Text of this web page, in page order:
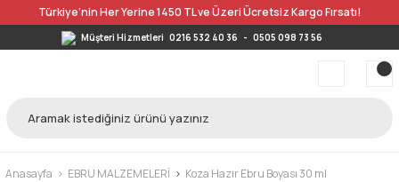
Türkiye’nin Her Yerine 1450 TL ve Üzeri Ücretsiz Kargo Fırsatı!
Müşteri Hizmetleri 0216 532 40 36 - 0505 098 73 56
Anasayfa EBRU MALZEMELERİ Koza Hazır Ebru Boyası 30 ml